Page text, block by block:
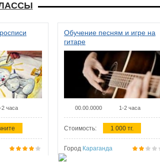
2 часа
Обучение песням и игре на
гитаре
00.00.0000 1-2 часа
Стоимость: 1 000 тг.
Город Караганда